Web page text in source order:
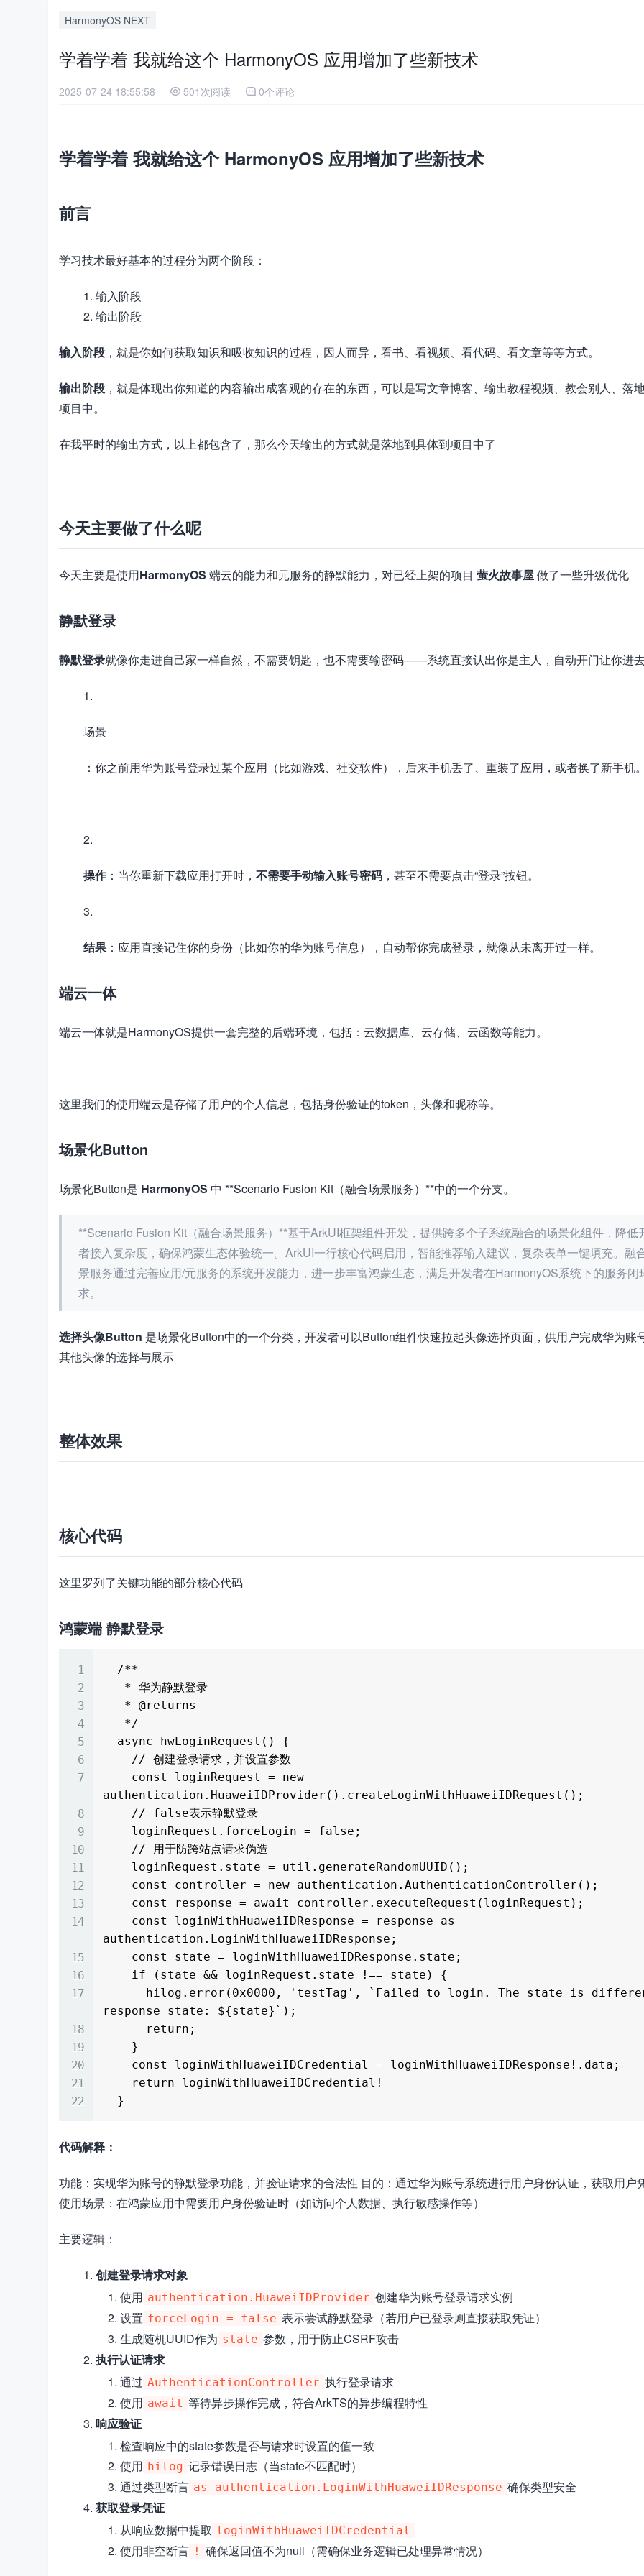
HarmonyOS NEXT
学着学着 我就给这个 HarmonyOS 应用增加了些新技术
2025-07-24 18:55:58 501次阅读 0个评论
学着学着 我就给这个 HarmonyOS 应用增加了些新技术
前言
学习技术最好基本的过程分为两个阶段：
输入阶段
输出阶段
输入阶段 ，就是你如何获取知识和吸收知识的过程，因人而异，看书、看视频、看代码、看文章等等方式。
输出阶段 ，就是体现出你知道的内容输出成客观的存在的东西，可以是写文章博客、输出教程视频、教会别人、落
项目中。
在我平时的输出方式，以上都包含了，那么今天输出的方式就是落地到具体到项目中了
今天主要做了什么呢
今天主要是使用HarmonyOS 端云的能力和元服务的静默能力，对已经上架的项目 萤火故事屋做了一些升级优化
静默登录
静默登录就像你走进自己家一样自然，不需要钥匙，也不需要输密码——系统直接认出你是主人，自动开门让你进
场景
：你之前用华为账号登录过某个应用（比如游戏、社交软件），后来手机丢了、重装了应用，或者换了新手机
败
操作：当你重新下载应用打开时， 不需要手动输入账号密码 ，甚至不需要点击“登录”按钮。
结果 ：应用直接记住你的身份（比如你的华为账号信息），自动帮你完成登录，就像从未离开过一样。
端云一体
端云一体就是HarmonyOS提供一套完整的后端环境，包括：云数据库、云存储、云函数等能力。
败
这里我们的使用端云是存储了用户的个人信息，包括身份验证的token，头像和昵称等。
场景化Button
场景化Button是 HarmonyOS 中 **Scenario Fusion Kit（融合场景服务）**中的一个分支。
**Scenario Fusion Kit（融合场景服务）**基于ArkUI框架组件开发，提供跨多个子系统融合的场景化组件，降低
者接入复杂度，确保鸿蒙生态体验统一。ArkUI一行核心代码启用，智能推荐输入建议，复杂表单一键填充。融
景服务通过完善应用/元服务的系统开发能力，进一步丰富鸿蒙生态，满足开发者在HarmonyOS系统下的服务闭
求。
选择头像Button 是场景化Button中的一个分类，开发者可以Button组件快速拉起头像选择页面，供用户完成华为账
其他头像的选择与展示
整体效果
加
核心代码
这里罗列了关键功能的部分核心代码
鸿蒙端 静默登录
authentication.HuaweiIDProvider().createLoginWithHuaweiIDRequest();
authentication.LoginWithHuaweiIDResponse;
response state: ${state}`);
代码解释：
功能：实现华为账号的静默登录功能，并验证请求的合法性 目的：通过华为账号系统进行用户身份认证，获取用户
使用场景：在鸿蒙应用中需要用户身份验证时（如访问个人数据、执行敏感操作等）
主要逻辑：
创建登录请求对象
使用 authentication.HuaweiIDProvider 创建华为账号登录请求实例
设置 forceLogin = false 表示尝试静默登录（若用户已登录则直接获取凭证）
生成随机UUID作为 state 参数，用于防止CSRF攻击
执行认证请求
通过 AuthenticationController 执行登录请求
使用 await 等待异步操作完成，符合ArkTS的异步编程特性
响应验证
检查响应中的state参数是否与请求时设置的值一致
使用 hilog 记录错误日志（当state不匹配时）
通过类型断言 as authentication.LoginWithHuaweiIDResponse 确保类型安全
获取登录凭证
从响应数据中提取 loginWithHuaweiIDCredential
使用非空断言 ! 确保返回值不为null（需确保业务逻辑已处理异常情况）